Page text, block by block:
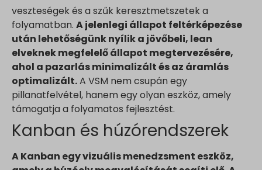
veszteségek és a szűk keresztmetszetek a
folyamatban. A jelenlegi állapot feltérképezése
után lehetőségünk nyílik a jövőbeli, lean
elveknek megfelelő állapot megtervezésére,
ahol a pazarlás minimalizált és az áramlás
optimalizált.A VSM nem csupán egy
pillanatfelvétel, hanem egy olyan eszköz, amely
támogatja a folyamatos fejlesztést.
Kanban és húzórendszerek
A Kanban egy vizuális menedzsment eszköz,
www.leantechnology.hu
leantechnology.hu
sbjs_first
sbjs_first_add
sbjs_migrations
sbjs_session
tk_ai
tk_qs
region1.analytics.google.com
_gcl_au
_gcl_aw
_gcl_gs
connect.facebook.net
googleads.g.doubleclick.net
pagead2.googlesyndication.com
www.googleadservices.com
Média
Ezek a sütik és szolgáltatások szükségesek egyes média
megjelenítéséhez, például beágyazott videók, térképek,
média posztok, stb.
Részletek megjelenítése
fonts.gstatic.com
video.wixstatic.com
www.youtube.com
Egyéb szolgáltatások
Ez a kategória minden olyan sütit, domaint és szolgáltatást
magában foglal, amelyek nem tartoznak a megadott
vagy amelyeket nem kategorizáltak.
Részletek megjelenítése
perf_*